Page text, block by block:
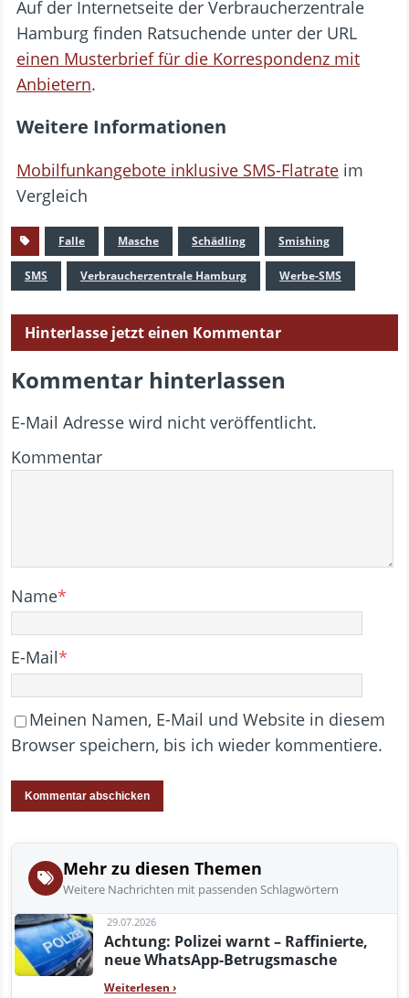
Auf der Internetseite der Verbraucherzentrale
Hamburg finden Ratsuchende unter der URL
einen Musterbrief für die Korrespondenz mit
Anbietern.
Weitere Informationen
Mobilfunkangebote inklusive SMS-Flatrate im
Vergleich
Falle Masche Schädling Smishing
SMS Verbraucherzentrale Hamburg Werbe-SMS
Hinterlasse jetzt einen Kommentar
Kommentar hinterlassen
E-Mail Adresse wird nicht veröffentlicht.
Kommentar
Name*
E-Mail*
Meinen Namen, E-Mail und Website in diesem
Browser speichern, bis ich wieder kommentiere.
Mehr zu diesen Themen
Weitere Nachrichten mit passenden Schlagwörtern
29.07.2026
Achtung: Polizei warnt – Raffinierte,
neue WhatsApp-Betrugsmasche
Weiterlesen ›